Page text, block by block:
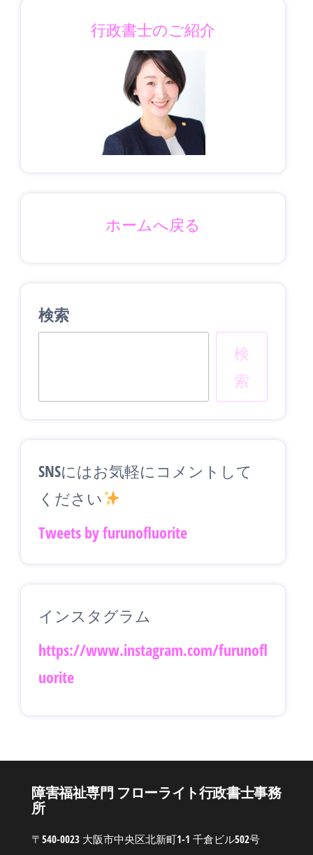
行政書士のご紹介
ホームへ戻る
検索
検
索
SNSにはお気軽にコメントして
ください
Tweets by furunofluorite
インスタグラム
https://www.instagram.com/furunofl
uorite
障害福祉専門 フローライト行政書士事務
所
〒540-0023 大阪市中央区北新町1-1 千倉ビル502号